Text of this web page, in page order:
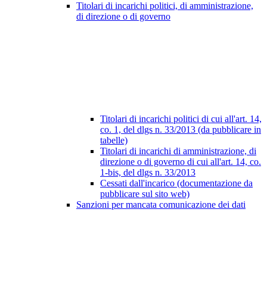
Titolari di incarichi politici, di amministrazione,
di direzione o di governo
Titolari di incarichi politici di cui all'art. 14,
co. 1, del dlgs n. 33/2013 (da pubblicare in
tabelle)
Titolari di incarichi di amministrazione, di
direzione o di governo di cui all'art. 14, co.
1-bis, del dlgs n. 33/2013
Cessati dall'incarico (documentazione da
pubblicare sul sito web)
Sanzioni per mancata comunicazione dei dati